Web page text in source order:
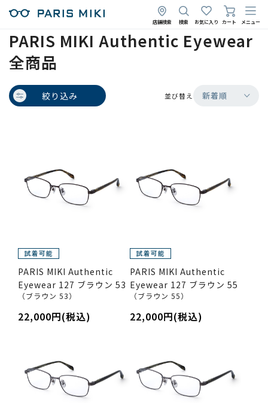
店舗検索 検索 お気に入り カート メニュー
PARIS MIKI Authentic Eyewear
全商品
絞り込み 並び替え 新着順
PARIS MIKI Authentic
Eyewear 127 ブラウン 53
（ブラウン 53）
22,000円(税込)
PARIS MIKI Authentic
Eyewear 127 ブラウン 55
（ブラウン 55）
22,000円(税込)